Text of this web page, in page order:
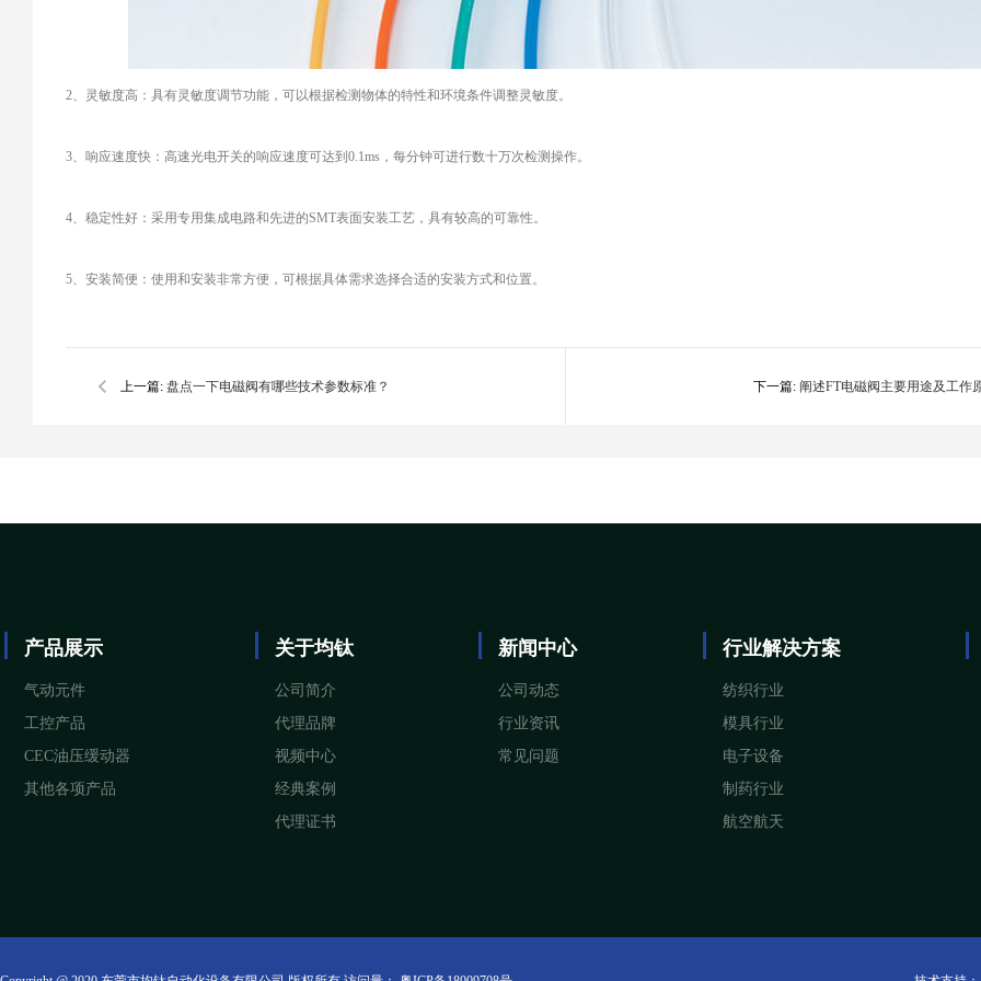
2、灵敏度高：具有灵敏度调节功能，可以根据检测物体的特性和环境条件调整灵敏度。
3、响应速度快：高速光电开关的响应速度可达到0.1ms，每分钟可进行数十万次检测操作。
4、稳定性好：采用专用集成电路和先进的SMT表面安装工艺，具有较高的可靠性。
5、安装简便：使用和安装非常方便，可根据具体需求选择合适的安装方式和位置。
上一篇: 盘点一下电磁阀有哪些技术参数标准？ 下一篇: 阐述FT电磁阀主要用途及工作
产品展示
气动元件
工控产品
CEC油压缓动器
其他各项产品
关于均钛
公司简介
代理品牌
视频中心
经典案例
代理证书
新闻中心
公司动态
行业资讯
常见问题
行业解决方案
纺织行业
模具行业
电子设备
制药行业
航空航天